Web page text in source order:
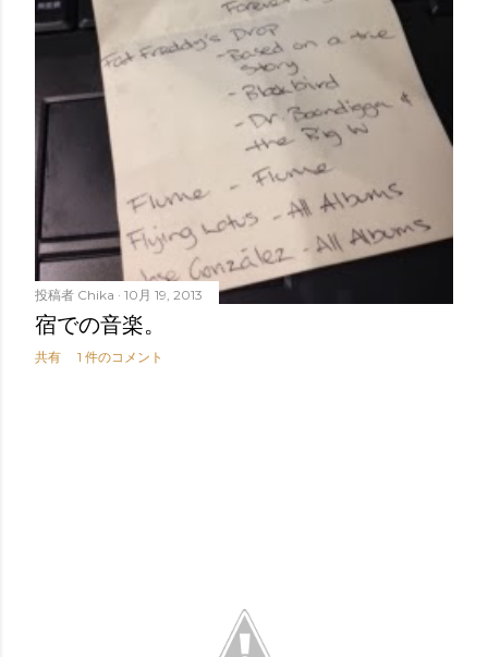
投稿者 Chika 10月 19, 2013
宿での音楽。
共有 1 件のコメント